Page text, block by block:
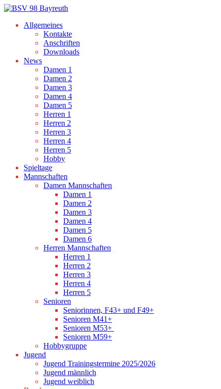
Allgemeines
Kontakte
Anschriften
Downloads
News
Damen 1
Damen 2
Damen 3
Damen 4
Damen 5
Herren 1
Herren 2
Herren 3
Herren 4
Herren 5
Hobby
Spieltage
Mannschaften
Damen Mannschaften
Damen 1
Damen 2
Damen 3
Damen 4
Damen 5
Damen 6
Herren Mannschaften
Herren 1
Herren 2
Herren 3
Herren 4
Herren 5
Senioren
Seniorinnen, F43+ und F49+
Senioren M41+
Senioren M53+
Senioren M59+
Hobbygruppe
Jugend
Jugend Trainingstermine 2025/2026
Jugend männlich
Jugend weiblich